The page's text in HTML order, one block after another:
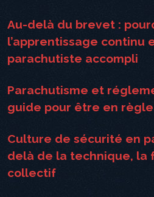
Au-delà du brevet :
l’apprentissage continu
parachutiste accompli
Parachutisme et
guide pour être en règle
Culture de sécurité en
delà de la technique, la
collectif